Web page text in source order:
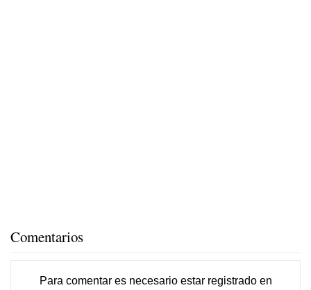
Comentarios
Para comentar es necesario estar registradoen